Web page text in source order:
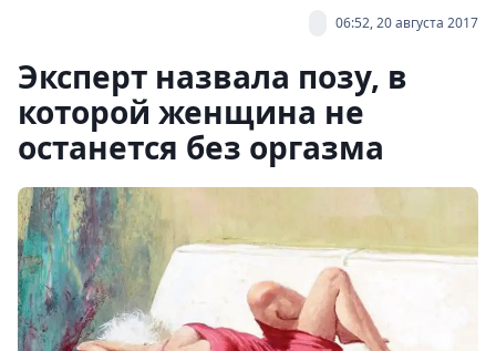
06:52, 20 августа 2017
Эксперт назвала позу, в
которой женщина не
останется без оргазма